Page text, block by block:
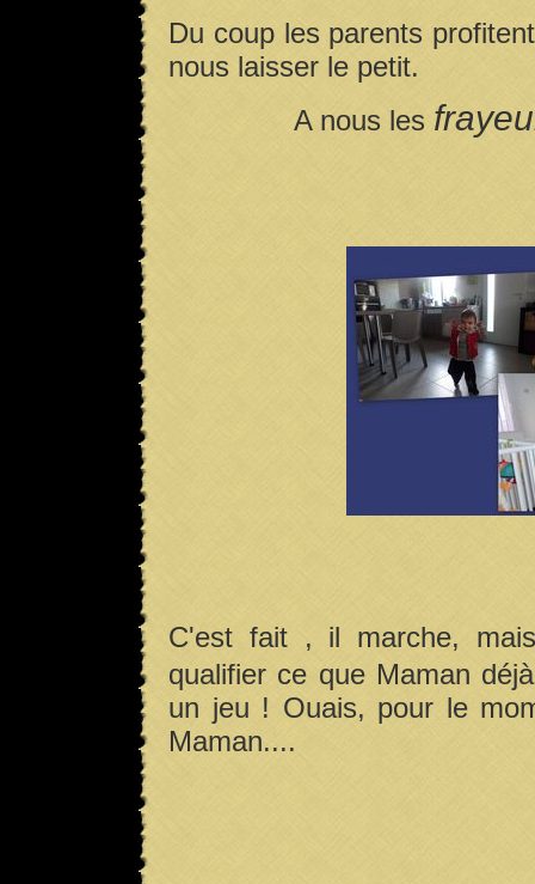
Du coup les parents
nous laisser le petit.
A nous les
C'est fait , il marche,
qualifier ce que Maman
un jeu ! Ouais, pour le
Maman....